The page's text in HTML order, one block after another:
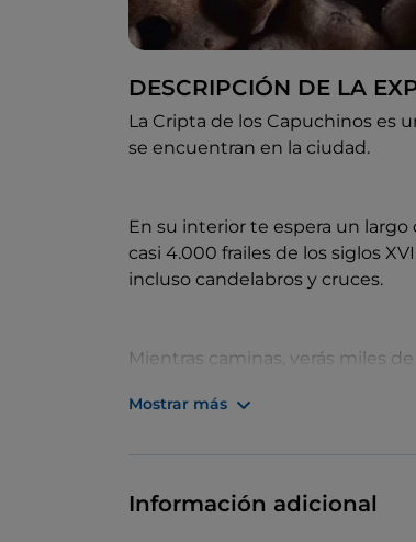
DESCRIPCIÓN DE LA
La Cripta de los Capuchinos es
se encuentran en la ciudad.
En su interior te espera un
casi 4.000 frailes de los siglos
incluso candelabros y cruces.
Mientras caminas, verás miles
frailes.
Cada capilla lleva el nombre de
tierra sagrada que se cree que
Mostrar más
Información adicional